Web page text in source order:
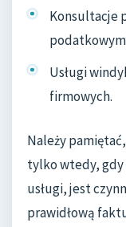
Konsultacje
Usługi
firmowych.
Należy
tylko wtedy, gdy
usługi, jest
prawidłową